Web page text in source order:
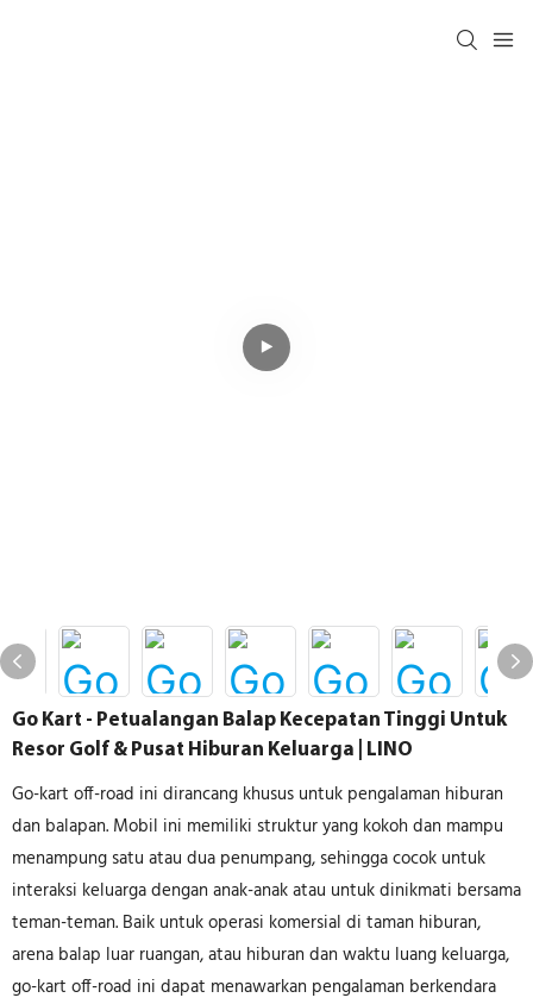
Go Kart - Petualangan Balap Kecepatan Tinggi Untuk
Resor Golf & Pusat Hiburan Keluarga | LINO
Go-kart off-road ini dirancang khusus untuk pengalaman hiburan
dan balapan. Mobil ini memiliki struktur yang kokoh dan mampu
menampung satu atau dua penumpang, sehingga cocok untuk
interaksi keluarga dengan anak-anak atau untuk dinikmati bersama
teman-teman. Baik untuk operasi komersial di taman hiburan,
arena balap luar ruangan, atau hiburan dan waktu luang keluarga,
go-kart off-road ini dapat menawarkan pengalaman berkendara